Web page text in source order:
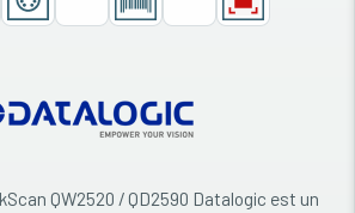
QW2520 / QD2590 Datalogic est un